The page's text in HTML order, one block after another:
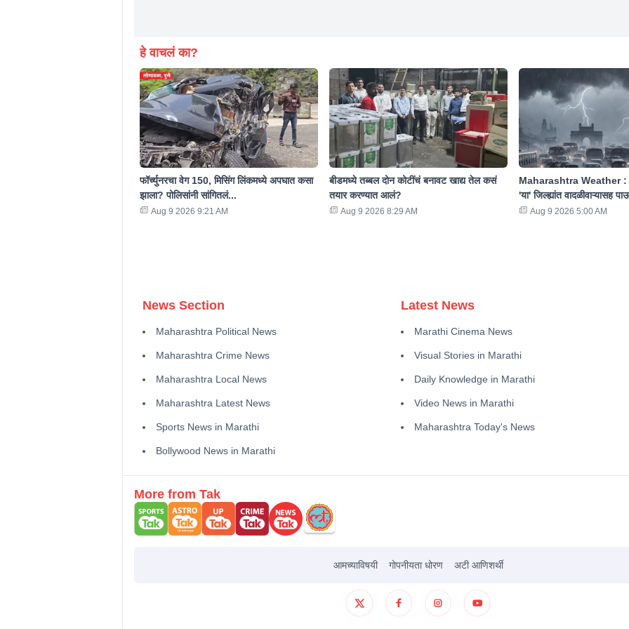
हे वाचलं का?
फॉर्च्युनरचा वेग 150, मिसिंग लिंकमध्ये अपघात कसा
झाला? पोलिसांनी सांगितलं...
Aug 9 2026 9:21 AM
बीडमध्ये तब्बल दोन कोटींचं बनावट खाद्य तेल कसं
तयार करण्यात आलं?
Aug 9 2026 8:29 AM
Maharashtra Weather :
'या' जिल्ह्यांत वादळीवाऱ्यासह
Aug 9 2026 5:00 AM
News Section
Maharashtra Political News
Maharashtra Crime News
Maharashtra Local News
Maharashtra Latest News
Sports News in Marathi
Bollywood News in Marathi
Latest News
Marathi Cinema News
Visual Stories in Marathi
Daily Knowledge in Marathi
Video News in Marathi
Maharashtra Today's News
More from Tak
आमच्याविषयी गोपनीयता धोरण अटी आणिशर्थी